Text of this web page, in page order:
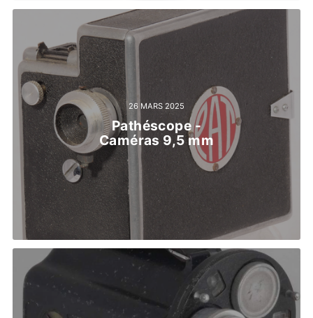
26 MARS 2025
Pathéscope -
Caméras 9,5 mm